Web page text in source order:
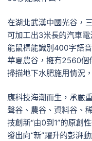
在湖北武漢中國光谷，
可加工出3米長的汽車
能鼠標能識別400字語
華夏農谷，擁有2560個
掃描地下水肥施用情況
應科技海潮而生，承嚴
聲谷、農谷、資料谷、
技創新“由0到1”的原創
發出向“新”躍升的彭湃動